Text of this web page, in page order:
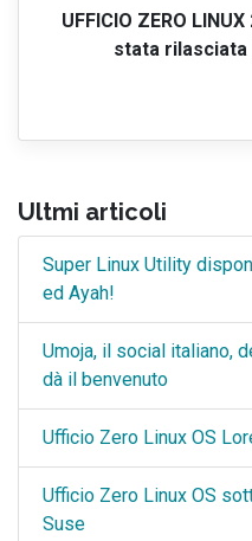
UFFICIO ZERO
stata
Ultmi articoli
Super Linux Utility
ed Ayah!
Umoja, il social italiano,
dà il benvenuto
Ufficio Zero Linux OS
Ufficio Zero Linux OS
Suse